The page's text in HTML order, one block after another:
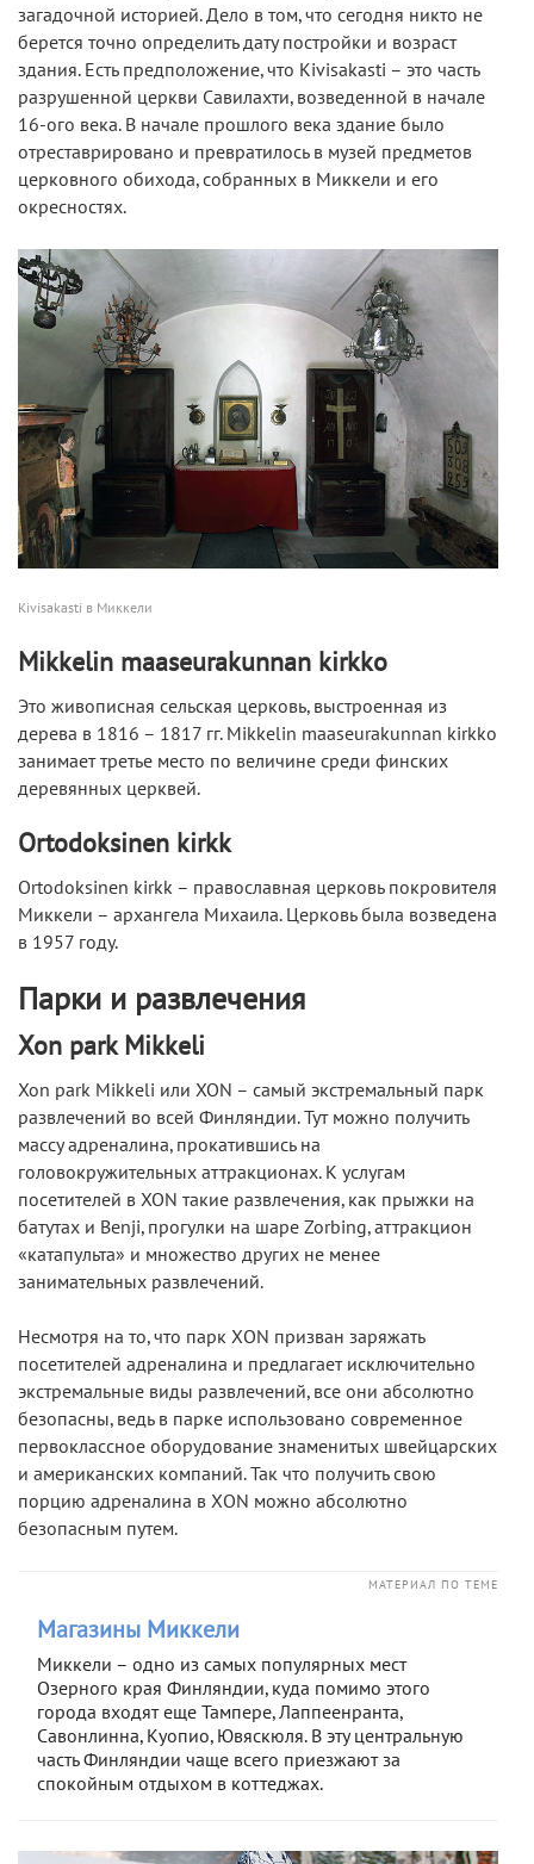
загадочной историей. Дело в том, что сегодня никто не
берется точно определить дату постройки и возраст
здания. Есть предположение, что Kivisakasti – это часть
разрушенной церкви Савилахти, возведенной в начале
16-ого века. В начале прошлого века здание было
отреставрировано и превратилось в музей предметов
церковного обихода, собранных в Миккели и его
окресностях.
Kivisakasti в Миккели
Mikkelin maaseurakunnan kirkko
Это живописная сельская церковь, выстроенная из
дерева в 1816 – 1817 гг. Mikkelin maaseurakunnan kirkko
занимает третье место по величине среди финских
деревянных церквей.
Ortodoksinen kirkk
Ortodoksinen kirkk – православная церковь покровителя
Миккели – архангела Михаила. Церковь была возведена
в 1957 году.
Парки и развлечения
Xon park Mikkeli
Xon park Mikkeli или XON – самый экстремальный парк
развлечений во всей Финляндии. Тут можно получить
массу адреналина, прокатившись на
головокружительных аттракционах. К услугам
посетителей в XON такие развлечения, как прыжки на
батутах и Benji, прогулки на шаре Zorbing, аттракцион
«катапульта» и множество других не менее
занимательных развлечений.
Несмотря на то, что парк ХON призван заряжать
посетителей адреналина и предлагает исключительно
экстремальные виды развлечений, все они абсолютно
безопасны, ведь в парке использовано современное
первоклассное оборудование знаменитых швейцарских
и американских компаний. Так что получить свою
порцию адреналина в ХON можно абсолютно
безопасным путем.
МАТЕРИАЛ ПО ТЕМЕ
Магазины Миккели
Миккели – одно из самых популярных мест
Озерного края Финляндии, куда помимо этого
города входят еще Тампере, Лаппеенранта,
Савонлинна, Куопио, Ювяскюля. В эту центральную
часть Финляндии чаще всего приезжают за
спокойным отдыхом в коттеджах.